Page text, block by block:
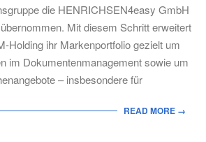
die HENRICHSEN4easy GmbH
Mit diesem Schritt erweitert
ihr Markenportfolio gezielt um
im Dokumentenmanagement sowie um
– insbesondere für
READ MORE →